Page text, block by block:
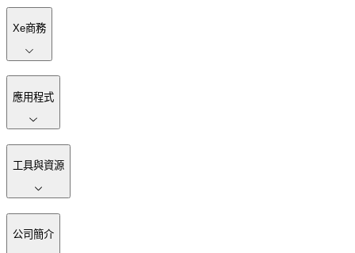
Xe商務
應用程式
工具與資源
公司簡介